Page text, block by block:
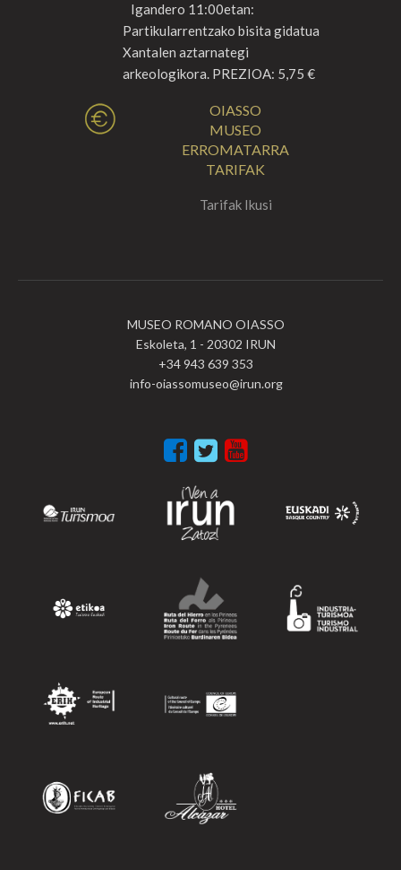
Igandero 11:00etan:
Partikularrentzako bisita gidatua
Xantalen aztarnategi
arkeologikora. PREZIOA: 5,75 €
OIASSO
MUSEO
ERROMATARRA
TARIFAK
Tarifak Ikusi
MUSEO ROMANO OIASSO
Eskoleta, 1 - 20302 IRUN
+34 943 639 353
info-oiassomuseo@irun.org